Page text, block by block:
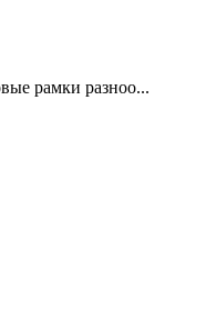
рамки разноо...